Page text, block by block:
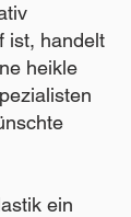
ist, handelt
heikle
ein